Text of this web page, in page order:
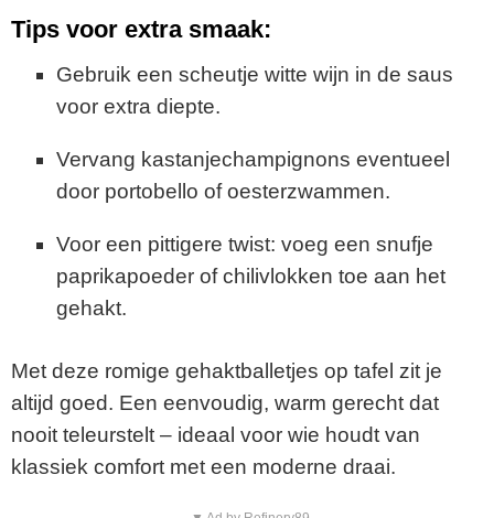
Tips voor extra smaak:
Gebruik een scheutje witte wijn in de saus
voor extra diepte.
Vervang kastanjechampignons eventueel
door portobello of oesterzwammen.
Voor een pittigere twist: voeg een snufje
paprikapoeder of chilivlokken toe aan het
gehakt.
Met deze romige gehaktballetjes op tafel zit je
altijd goed. Een eenvoudig, warm gerecht dat
nooit teleurstelt – ideaal voor wie houdt van
klassiek comfort met een moderne draai.